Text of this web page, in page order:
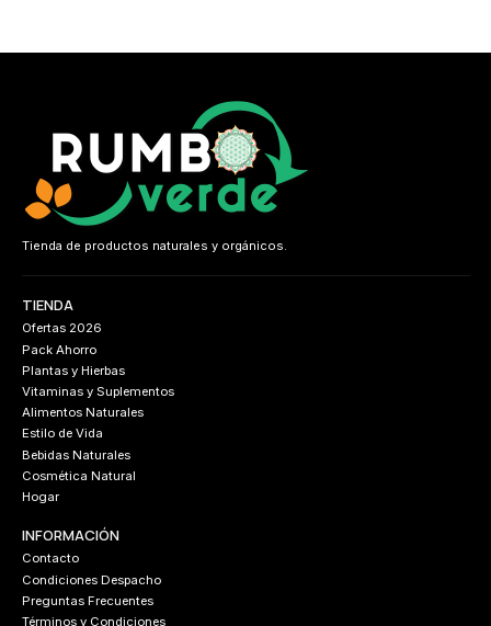
Tienda de productos naturales y orgánicos.
TIENDA
Ofertas 2026
Pack Ahorro
Plantas y Hierbas
Vitaminas y Suplementos
Alimentos Naturales
Estilo de Vida
Bebidas Naturales
Cosmética Natural
Hogar
INFORMACIÓN
Contacto
Condiciones Despacho
Preguntas Frecuentes
Términos y Condiciones